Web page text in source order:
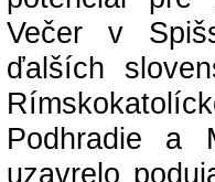
Večer v
ďalších
Podhradie a
uzavrelo